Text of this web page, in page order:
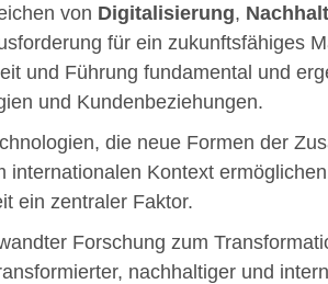
von Digitalisierung,
für ein zukunftsfähiges
und Führung fundamental und
und Kundenbeziehungen.
die neue Formen der
Kontext
ein zentraler Faktor.
Forschung zum
nachhaltiger und